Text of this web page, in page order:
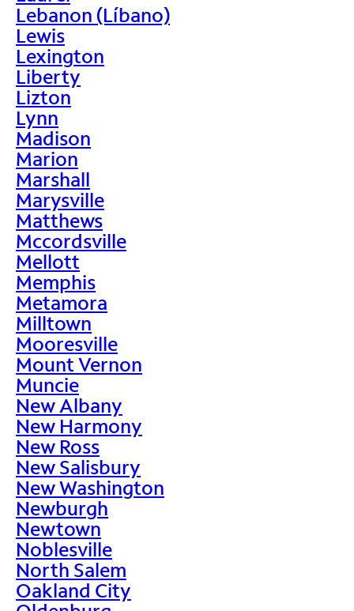
Lebanon (Líbano)
Lewis
Lexington
Liberty
Lizton
Lynn
Madison
Marion
Marshall
Marysville
Matthews
Mccordsville
Mellott
Memphis
Metamora
Milltown
Mooresville
Mount Vernon
Muncie
New Albany
New Harmony
New Ross
New Salisbury
New Washington
Newburgh
Newtown
Noblesville
North Salem
Oakland City